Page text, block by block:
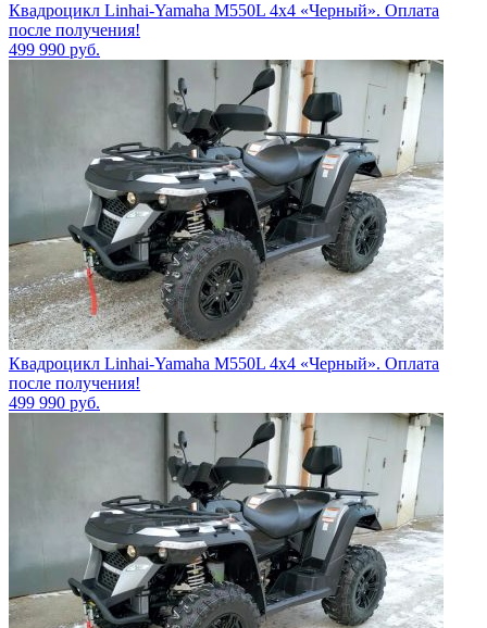
Квадроцикл Linhai-Yamaha M550L 4x4 «Черный». Оплата
после получения!
499 990 руб.
Квадроцикл Linhai-Yamaha M550L 4x4 «Черный». Оплата
после получения!
499 990 руб.